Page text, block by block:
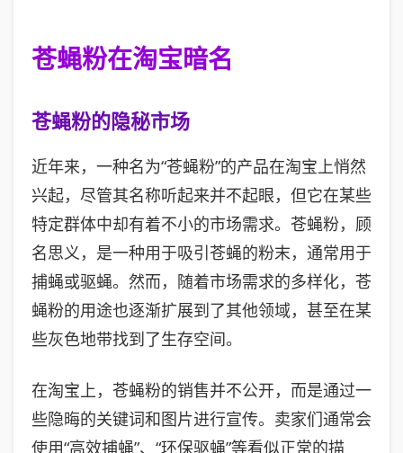
苍蝇粉在淘宝暗名
苍蝇粉的隐秘市场
近年来，一种名为“苍蝇粉”的产品在淘宝上悄然
兴起，尽管其名称听起来并不起眼，但它在某些
特定群体中却有着不小的市场需求。苍蝇粉，顾
名思义，是一种用于吸引苍蝇的粉末，通常用于
捕蝇或驱蝇。然而，随着市场需求的多样化，苍
蝇粉的用途也逐渐扩展到了其他领域，甚至在某
些灰色地带找到了生存空间。
在淘宝上，苍蝇粉的销售并不公开，而是通过一
些隐晦的关键词和图片进行宣传。卖家们通常会
使用“高效捕蝇”、“环保驱蝇”等看似正常的描